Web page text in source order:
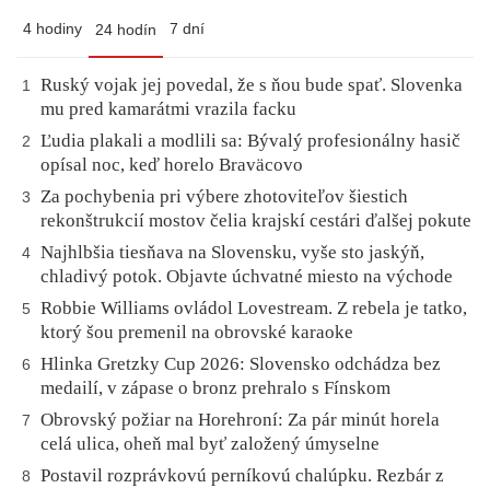
4 hodiny 24 hodín 7 dní
1
Ruský vojak jej povedal, že s ňou bude spať. Slovenka
mu pred kamarátmi vrazila facku
2
Ľudia plakali a modlili sa: Bývalý profesionálny hasič
opísal noc, keď horelo Braväcovo
3
Za pochybenia pri výbere zhotoviteľov šiestich
rekonštrukcií mostov čelia krajskí cestári ďalšej pokute
4 Najhlbšia tiesňava na Slovensku, vyše sto jaskýň,
chladivý potok. Objavte úchvatné miesto na východe
5
Robbie Williams ovládol Lovestream. Z rebela je tatko,
ktorý šou premenil na obrovské karaoke
6
Hlinka Gretzky Cup 2026: Slovensko odchádza bez
medailí, v zápase o bronz prehralo s Fínskom
7
Obrovský požiar na Horehroní: Za pár minút horela
celá ulica, oheň mal byť založený úmyselne
8
Postavil rozprávkovú perníkovú chalúpku. Rezbár z